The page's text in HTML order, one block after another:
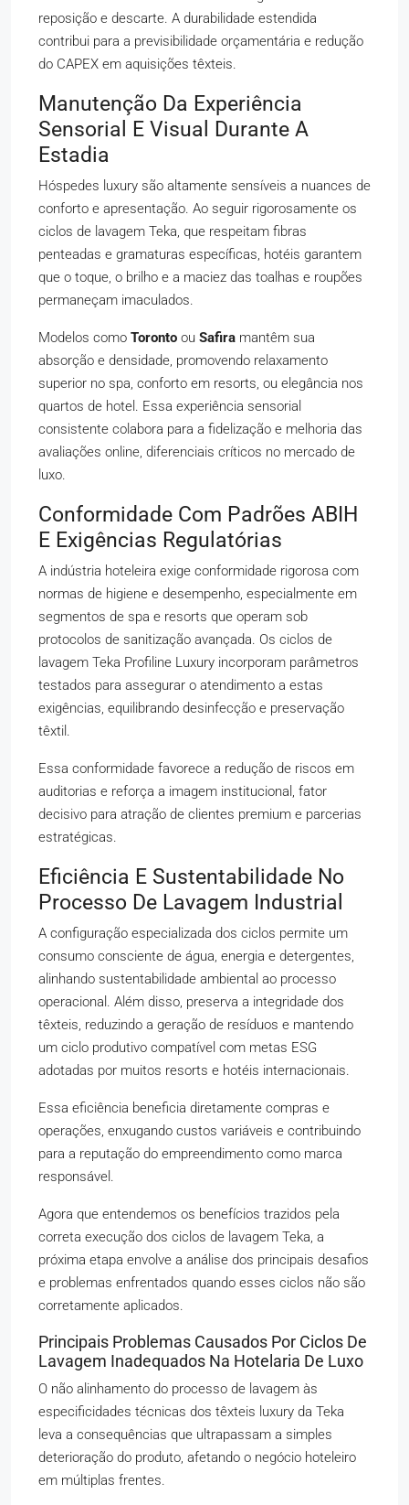
reposição e descarte. A durabilidade estendida
contribui para a previsibilidade orçamentária e redução
do CAPEX em aquisições têxteis.
Manutenção Da Experiência
Sensorial E Visual Durante A
Estadia
Hóspedes luxury são altamente sensíveis a nuances de
conforto e apresentação. Ao seguir rigorosamente os
ciclos de lavagem Teka, que respeitam fibras
penteadas e gramaturas específicas, hotéis garantem
que o toque, o brilho e a maciez das toalhas e roupões
permaneçam imaculados.
Modelos como Toronto ou Safira mantêm sua
absorção e densidade, promovendo relaxamento
superior no spa, conforto em resorts, ou elegância nos
quartos de hotel. Essa experiência sensorial
consistente colabora para a fidelização e melhoria das
avaliações online, diferenciais críticos no mercado de
luxo.
Conformidade Com Padrões ABIH
E Exigências Regulatórias
A indústria hoteleira exige conformidade rigorosa com
normas de higiene e desempenho, especialmente em
segmentos de spa e resorts que operam sob
protocolos de sanitização avançada. Os ciclos de
lavagem Teka Profiline Luxury incorporam parâmetros
testados para assegurar o atendimento a estas
exigências, equilibrando desinfecção e preservação
têxtil.
Essa conformidade favorece a redução de riscos em
auditorias e reforça a imagem institucional, fator
decisivo para atração de clientes premium e parcerias
estratégicas.
Eficiência E Sustentabilidade No
Processo De Lavagem Industrial
A configuração especializada dos ciclos permite um
consumo consciente de água, energia e detergentes,
alinhando sustentabilidade ambiental ao processo
operacional. Além disso, preserva a integridade dos
têxteis, reduzindo a geração de resíduos e mantendo
um ciclo produtivo compatível com metas ESG
adotadas por muitos resorts e hotéis internacionais.
Essa eficiência beneficia diretamente compras e
operações, enxugando custos variáveis e contribuindo
para a reputação do empreendimento como marca
responsável.
Agora que entendemos os benefícios trazidos pela
correta execução dos ciclos de lavagem Teka, a
próxima etapa envolve a análise dos principais desafios
e problemas enfrentados quando esses ciclos não são
corretamente aplicados.
Principais Problemas Causados Por Ciclos De
Lavagem Inadequados Na Hotelaria De Luxo
O não alinhamento do processo de lavagem às
especificidades técnicas dos têxteis luxury da Teka
leva a consequências que ultrapassam a simples
deterioração do produto, afetando o negócio hoteleiro
em múltiplas frentes.